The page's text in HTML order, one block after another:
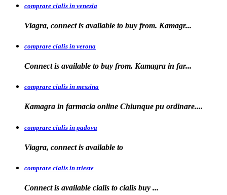
comprare cialis in venezia
Viagra, connect is available to buy from. Kamagr...
comprare cialis in verona
Connect is available to buy from. Kamagra in far...
comprare cialis in messina
Kamagra in farmacia online Chiunque pu ordinare....
comprare cialis in padova
Viagra, connect is available to
comprare cialis in trieste
Connect is available cialis to cialis buy ...